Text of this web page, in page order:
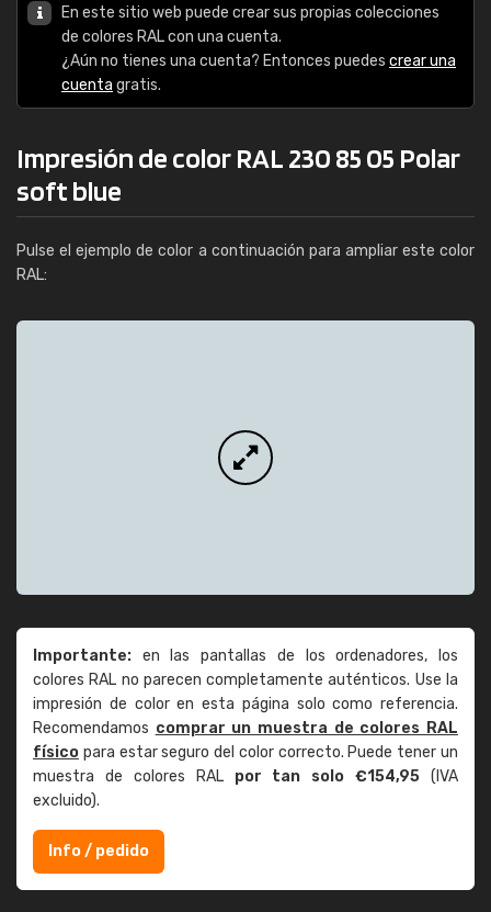
En este sitio web puede crear sus propias colecciones
de colores RAL con una cuenta.
¿Aún no tienes una cuenta? Entonces puedes crear una
cuenta gratis.
Impresión de color RAL 230 85 05 Polar
soft blue
Pulse el ejemplo de color a continuación para ampliar este color
RAL:
Importante: en las pantallas de los ordenadores, los
colores RAL no parecen completamente auténticos. Use la
impresión de color en esta página solo como referencia.
Recomendamos comprar un muestra de colores RAL
físico para estar seguro del color correcto. Puede tener un
muestra de colores RAL por tan solo €154,95 (IVA
excluido).
Info / pedido